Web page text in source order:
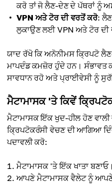
ਕਰੋ ਤਾਂ ਜੋ ਲੈਣ-ਦੇਣ ਦੇ ਪੱਥਰਾਂ ਨੂੰ
VPN ਅਤੇ ਟੋਰ ਦੀ ਵਰਤੋਂ ਕਰੋ:
ਲੁਕਾਉਣ ਲਈ VPN ਅਤੇ ਟੋਰ ਦੀ
ਯਾਦ ਰੱਖੋ ਕਿ ਅਨੋਨੀਮਸ ਕ੍ਰਿਪਟੋ
ਮਾਪਦੰਡ ਕਮਜ਼ੋਰ ਹੁੰਦੇ ਹਨ। ਸੰਭਾਵਤ
ਸਾਵਧਾਨ ਰਹੋ ਅਤੇ ਪ੍ਰਾਈਵੇਸੀ ਨੂੰ
ਮੈਟਾਮਾਸਕ 'ਤੇ ਕਿਵੇਂ
ਮੈਟਾਮਾਸਕ ਇੱਕ ਖੁਦ-ਹੀਲ ਹੋਣ
ਕ੍ਰਿਪਟੋਕਰੰਸੀ ਵੇਚਣ ਦੀ ਆਗਿਆ
ਪਦਾਵਲੀ ਕਰੋ:
ਮੈਟਾਮਾਸਕ 'ਤੇ ਇੱਕ ਖਾਤਾ ਬਣਾਓ।
ਆਪਣੇ ਮੈਟਾਮਾਸਕ ਵੈਲੇਟ ਨੂੰ